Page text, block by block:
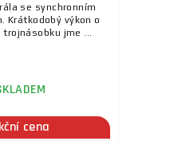
se synchronním
Krátkodobý výkon o
trojnásobku jme ...
cena